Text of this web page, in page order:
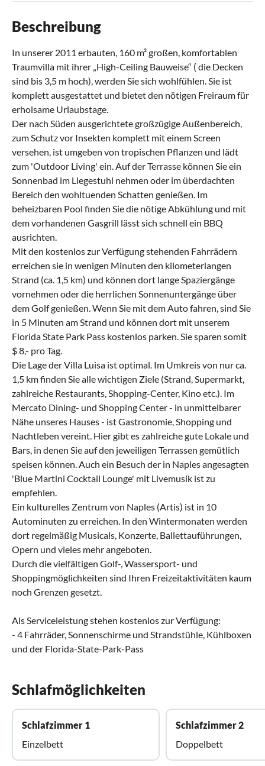
Beschreibung
In unserer 2011 erbauten, 160 m² großen, komfortablen
Traumvilla mit ihrer „High-Ceiling Bauweise“ ( die Decken
sind bis 3,5 m hoch), werden Sie sich wohlfühlen. Sie ist
komplett ausgestattet und bietet den nötigen Freiraum für
erholsame Urlaubstage.
Der nach Süden ausgerichtete großzügige Außenbereich,
zum Schutz vor Insekten komplett mit einem Screen
versehen, ist umgeben von tropischen Pflanzen und lädt
zum 'Outdoor Living' ein. Auf der Terrasse können Sie ein
Sonnenbad im Liegestuhl nehmen oder im überdachten
Bereich den wohltuenden Schatten genießen. Im
beheizbaren Pool finden Sie die nötige Abkühlung und mit
dem vorhandenen Gasgrill lässt sich schnell ein BBQ
ausrichten.
Mit den kostenlos zur Verfügung stehenden Fahrrädern
erreichen sie in wenigen Minuten den kilometerlangen
Strand (ca. 1,5 km) und können dort lange Spaziergänge
vornehmen oder die herrlichen Sonnenuntergänge über
dem Golf genießen. Wenn Sie mit dem Auto fahren, sind Sie
in 5 Minuten am Strand und können dort mit unserem
Florida State Park Pass kostenlos parken. Sie sparen somit
$ 8,- pro Tag.
Die Lage der Villa Luisa ist optimal. Im Umkreis von nur ca.
1,5 km finden Sie alle wichtigen Ziele (Strand, Supermarkt,
zahlreiche Restaurants, Shopping-Center, Kino etc.). Im
Mercato Dining- und Shopping Center - in unmittelbarer
Nähe unseres Hauses - ist Gastronomie, Shopping und
Nachtleben vereint. Hier gibt es zahlreiche gute Lokale und
Bars, in denen Sie auf den jeweiligen Terrassen gemütlich
speisen können. Auch ein Besuch der in Naples angesagten
'Blue Martini Cocktail Lounge' mit Livemusik ist zu
empfehlen.
Ein kulturelles Zentrum von Naples (Artis) ist in 10
Autominuten zu erreichen. In den Wintermonaten werden
dort regelmäßig Musicals, Konzerte, Ballettauführungen,
Opern und vieles mehr angeboten.
Durch die vielfältigen Golf-, Wassersport- und
Shoppingmöglichkeiten sind Ihren Freizeitaktivitäten kaum
noch Grenzen gesetzt.
Als Serviceleistung stehen kostenlos zur Verfügung:
- 4 Fahrräder, Sonnenschirme und Strandstühle, Kühlboxen
und der Florida-State-Park-Pass
Schlafmöglichkeiten
Schlafzimmer 1
Einzelbett
Schlafzimmer 2
Doppelbett